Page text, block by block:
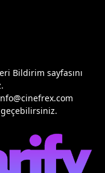
Bildirim sayfasını